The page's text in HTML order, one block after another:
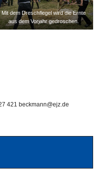
Mit dem Dreschflegel wird die Ernte
aus dem Vorjahr gedroschen.
421 beckmann@ejz.de